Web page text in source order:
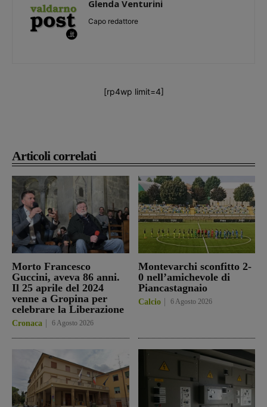
Articoli correlati
Morto Francesco
Guccini, aveva 86 anni.
Il 25 aprile del 2024
venne a Gropina per
celebrare la Liberazione
Cronaca 6 Agosto 2026
Montevarchi sconfitto 2-
0 nell’amichevole di
Piancastagnaio
Calcio 6 Agosto 2026
Glenda Venturini
Capo redattore
[rp4wp limit=4]